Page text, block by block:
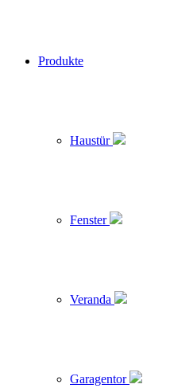
Produkte
Haustür
Fenster
Veranda
Garagentor